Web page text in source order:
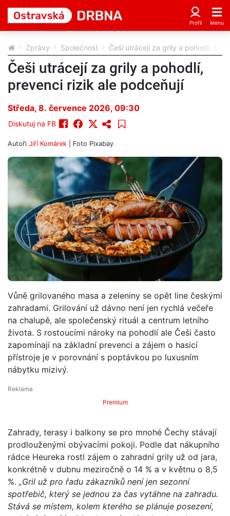
Zprávy Společnost Češi utrácejí za grily a pohodlí,
Češi utrácejí za grily a pohodlí,
prevenci rizik ale podceňují
Středa, 8. července 2026, 09:30
Diskutuj na FB
Autoři Jiří Komárek | Foto Pixabay
Vůně grilovaného masa a zeleniny se opět line českými
zahradami. Grilování už dávno není jen rychlá večeře
na chalupě, ale společenský rituál a centrum letního
života. S rostoucími nároky na pohodlí ale Češi často
zapomínají na základní prevenci a zájem o hasicí
přístroje je v porovnání s poptávkou po luxusním
nábytku mizivý.
Premium
Zahrady, terasy i balkony se pro mnohé Čechy stávají
prodlouženými obývacími pokoji. Podle dat nákupního
rádce Heureka rostl zájem o zahradní grily už od jara,
konkrétně v dubnu meziročně o 14 % a v květnu o 8,5
%. „Gril už pro řadu zákazníků není jen sezonní
spotřebič, který se jednou za čas vytáhne na zahradu.
Stává se místem, kolem kterého se plánuje posezení,